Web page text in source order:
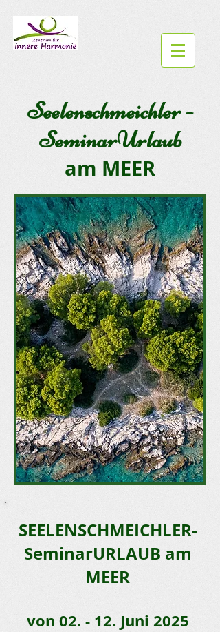
Seelenschmeichler -
SeminarUrlaub
am MEER
SEELENSCHMEICHLER-
SeminarURLAUB am
MEER
von 02. - 12. Juni 2025